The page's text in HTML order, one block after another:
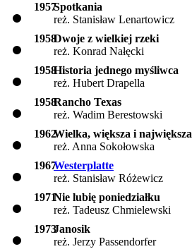
1957Spotkania
reż. Stanisław Lenartowicz
1958Dwoje z wielkiej rzeki
reż. Konrad Nałęcki
1958Historia jednego myśliwca
reż. Hubert Drapella
1958Rancho Texas
reż. Wadim Berestowski
1962Wielka, większa i największa
reż. Anna Sokołowska
1967Westerplatte
reż. Stanisław Różewicz
1971Nie lubię poniedziałku
reż. Tadeusz Chmielewski
1973Janosik
reż. Jerzy Passendorfer